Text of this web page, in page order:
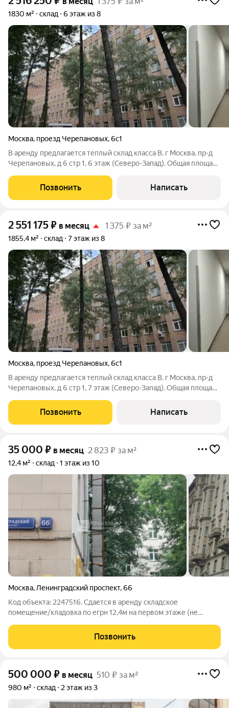
1830 м² склад 6 этаж из 8
Москва, проезд Черепановых,6с1
В аренду предлагается теплый склад класса B. г Москва, пр-д
Черепановых, д 6 стр 1, 6 этаж (Северо-Запад). Общая площадь
Приточно-вытяжная система вентиляции. Система
пожаротушения -
Позвонить Написать
2 551 175₽ в месяц 1 375 ₽ за м²
1855,4 м² склад 7 этаж из 8
Москва, проезд Черепановых,6с1
В аренду предлагается теплый склад класса B. г Москва, пр-д
Черепановых, д 6 стр 1, 7 этаж (Северо-Запад). Общая площадь
потолков - 3.8 м. Приточно-вытяжная система вентиляции.
Система
Позвонить Написать
35 000 ₽ в месяц 2 823 ₽ за м²
12,4 м² склад 1 этаж из 10
Москва, Ленинградский проспект,66
Код объекта: 2247516. Сдается в аренду складское
помещение/кладовка по егрн 12,4м на первом этаже (не
66, отдельный вход в помещение со двора, свободный доступ
24/7. Помещение сухое,
Позвонить
500 000 ₽ в месяц 510 ₽ за м²
980 м² склад 2 этаж из 3